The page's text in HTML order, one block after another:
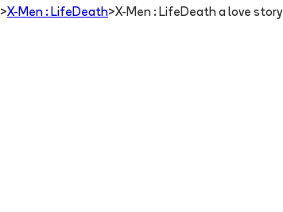
>X-Men : LifeDeath>X-Men : LifeDeath a love story